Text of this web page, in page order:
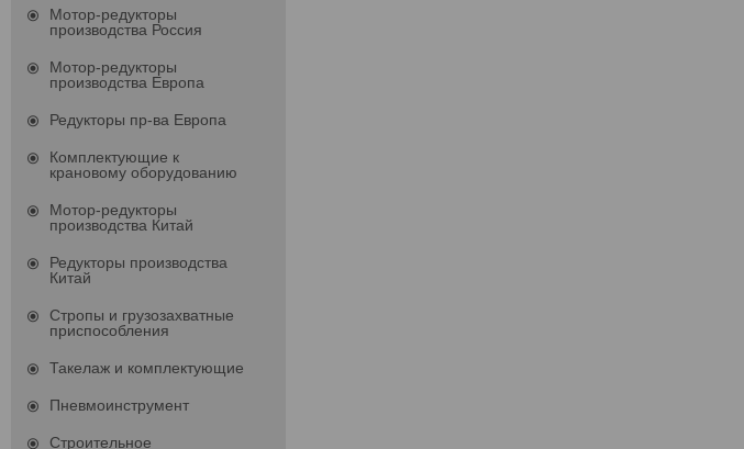
Мотор-редукторы
производства Россия
Мотор-редукторы
производства Европа
Редукторы пр-ва Европа
Комплектующие к
крановому оборудованию
Мотор-редукторы
производства Китай
Редукторы производства
Китай
Стропы и грузозахватные
приспособления
Такелаж и комплектующие
Пневмоинструмент
Строительное